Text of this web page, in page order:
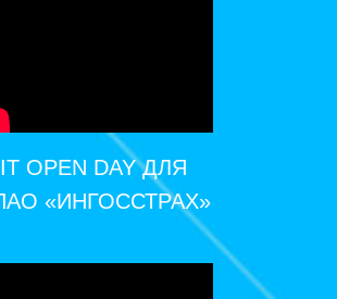
IT OPEN DAY ДЛЯ
«ИНГОССТРАХ»